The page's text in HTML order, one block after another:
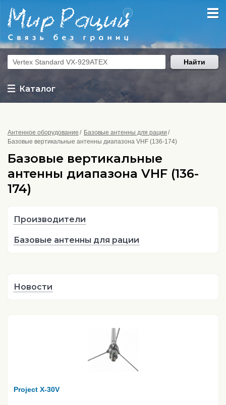
Каталог
Найти
Антенное оборудование
Базовые антенны для рации
Базовые вертикальные антенны диапазона VHF (136-174)
Базовые вертикальные
антенны диапазона VHF (136-
174)
Производители
Базовые антенны для рации
Новости
Project X-30V